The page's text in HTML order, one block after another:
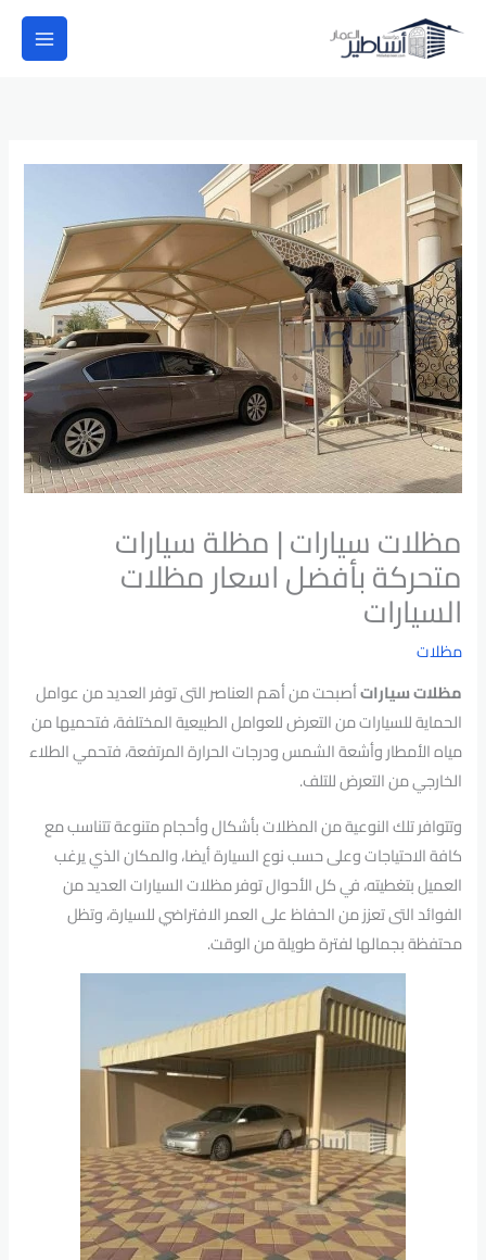
مظلات سيارات | مظلة سيارات
متحركة بأفضل اسعار مظلات
السيارات
مظلات
مظلات سياراتأصبحت من أهم العناصر التى توفر العديد من عوامل
الحماية للسيارات من التعرض للعوامل الطبيعية المختلفة، فتحميها من
مياه الأمطار وأشعة الشمس ودرجات الحرارة المرتفعة، فتحمي الطلاء
الخارجي من التعرض للتلف.
وتتوافر تلك النوعية من المظلات بأشكال وأحجام متنوعة تتناسب مع
كافة الاحتياجات وعلى حسب نوع السيارة أيضا، والمكان الذي يرغب
العميل بتغطيته، في كل الأحوال توفر مظلات السيارات العديد من
الفوائد التى تعزز من الحفاظ على العمر الافتراضي للسيارة، وتظل
محتفظة بجمالها لفترة طويلة من الوقت.